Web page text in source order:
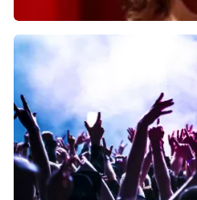
Esther van der Voort
BESTEL NU